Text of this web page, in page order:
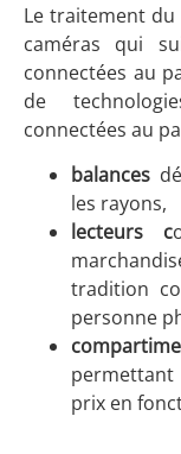
Le traitement du
caméras qui
connectées au
de
connectées au
balances
les rayons,
lecteurs c
tradition
personne
prix en